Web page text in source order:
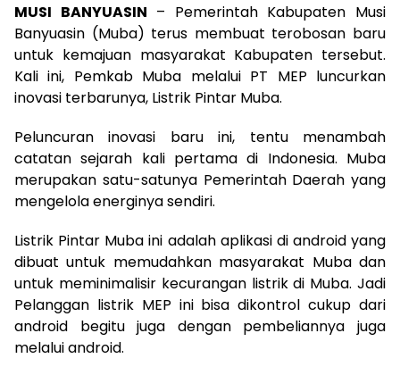
MUSI BANYUASIN – Pemerintah Kabupaten Musi
Banyuasin (Muba) terus membuat terobosan baru
untuk kemajuan masyarakat Kabupaten tersebut.
Kali ini, Pemkab Muba melalui PT MEP luncurkan
inovasi terbarunya, Listrik Pintar Muba.
Peluncuran inovasi baru ini, tentu menambah
catatan sejarah kali pertama di Indonesia. Muba
merupakan satu-satunya Pemerintah Daerah yang
mengelola energinya sendiri.
Listrik Pintar Muba ini adalah aplikasi di android yang
dibuat untuk memudahkan masyarakat Muba dan
untuk meminimalisir kecurangan listrik di Muba. Jadi
Pelanggan listrik MEP ini bisa dikontrol cukup dari
android begitu juga dengan pembeliannya juga
melalui android.